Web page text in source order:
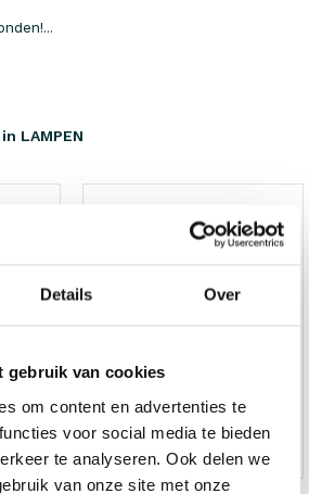
Details Over
gebruik van cookies
om content en advertenties te
voor social media te bieden
te analyseren. Ook delen we
van onze site met onze
LAMPEN
Hanglampen